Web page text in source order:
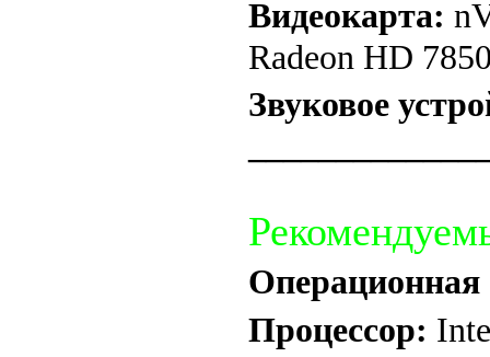
Видеокарта:
Radeon HD
Звуковое
Операционная
Процессор: